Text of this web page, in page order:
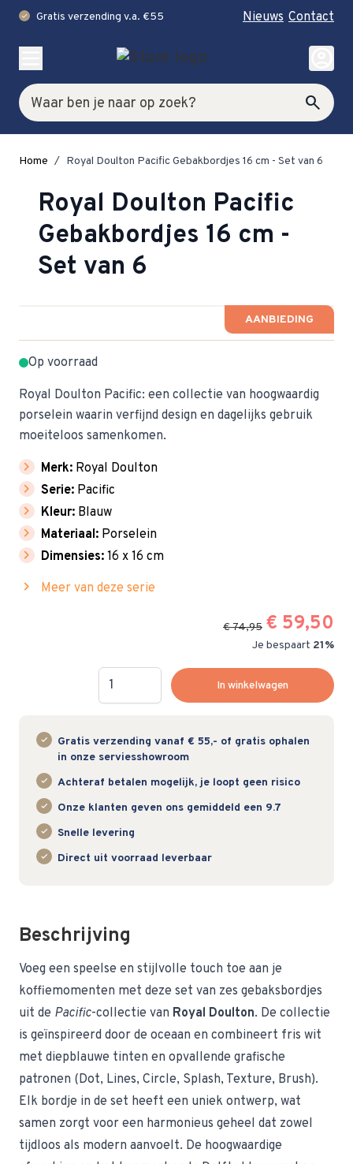
check Gratis verzending v.a. €55 Nieuws Contact
Zoek search
account_circle
Home / Royal Doulton Pacific Gebakbordjes 16 cm - Set van 6
Royal Doulton Pacific
Gebakbordjes 16 cm -
Set van 6
AANBIEDING
Op voorraad
Royal Doulton Pacific: een collectie van hoogwaardig
porselein waarin verfijnd design en dagelijks gebruik
moeiteloos samenkomen.
chevron_right Merk: Royal Doulton
chevron_right Serie: Pacific
chevron_right Kleur: Blauw
chevron_right Materiaal: Porselein
chevron_right Dimensies: 16 x 16 cm
chevron_right Meer van deze serie
€ 74,95 € 59,50
Je bespaart 21%
Hoeveelheid
In winkelwagen
Gratis verzending vanaf € 55,- of gratis ophalen
in onze serviesshowroom
Achteraf betalen mogelijk, je loopt geen risico
Onze klanten geven ons gemiddeld een 9.7
Snelle levering
Direct uit voorraad leverbaar
Beschrijving
Voeg een speelse en stijlvolle touch toe aan je
koffiemomenten met deze set van zes gebaksbordjes
uit de Pacific-collectie van Royal Doulton. De collectie
is geïnspireerd door de oceaan en combineert fris wit
met diepblauwe tinten en opvallende grafische
patronen (Dot, Lines, Circle, Splash, Texture, Brush).
Elk bordje in de set heeft een uniek ontwerp, wat
samen zorgt voor een harmonieus geheel dat zowel
tijdloos als modern aanvoelt. De hoogwaardige